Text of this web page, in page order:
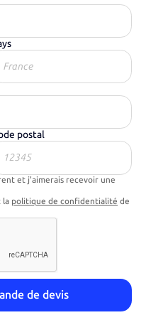
postal
et j'aimerais recevoir une
la politique de confidentialité de